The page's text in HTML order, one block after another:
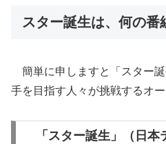
スター誕生は、何の番
簡単に申しますと「スター
手を目指す人々が挑戦するオ
「スター誕生」（日本